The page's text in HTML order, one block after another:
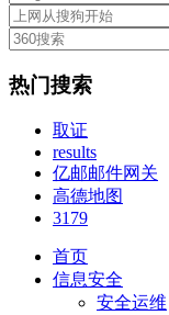
热门搜索
取证
results
亿邮邮件网关
高德地图
3179
首页
信息安全
安全运维